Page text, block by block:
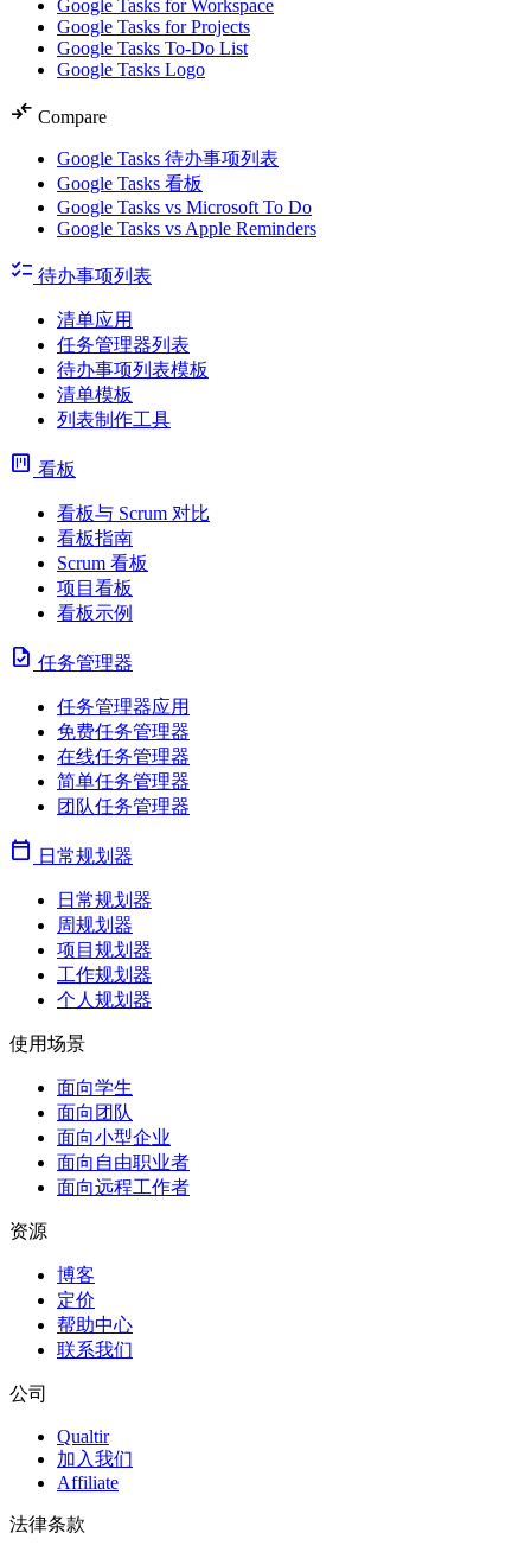
Google Tasks for Workspace
Google Tasks for Projects
Google Tasks To-Do List
Google Tasks Logo
compare_arrows Compare
Google Tasks 待办事项列表
Google Tasks 看板
Google Tasks vs Microsoft To Do
Google Tasks vs Apple Reminders
checklist 待办事项列表
清单应用
任务管理器列表
待办事项列表模板
清单模板
列表制作工具
view_kanban 看板
看板与 Scrum 对比
看板指南
Scrum 看板
项目看板
看板示例
task 任务管理器
任务管理器应用
免费任务管理器
在线任务管理器
简单任务管理器
团队任务管理器
calendar_today 日常规划器
日常规划器
周规划器
项目规划器
工作规划器
个人规划器
使用场景
面向学生
面向团队
面向小型企业
面向自由职业者
面向远程工作者
资源
博客
定价
帮助中心
联系我们
公司
Qualtir
加入我们
Affiliate
法律条款